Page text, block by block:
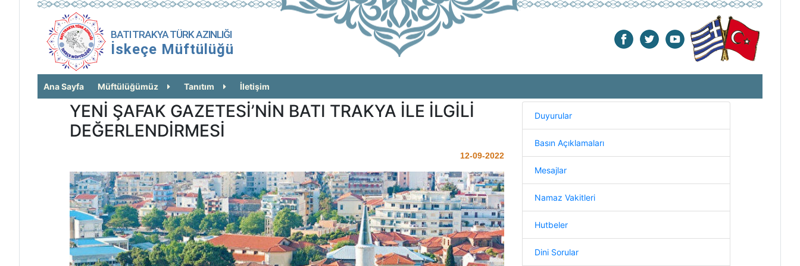
BATI TRAKYA TÜRK AZINLIĞI
İskeçe Müftülüğü
Ana Sayfa Müftülüğümüz Tanıtım İletişim
YENİ ŞAFAK GAZETESİ’NİN BATI TRAKYA İLE İLGİLİ
DEĞERLENDİRMESİ
12-09-2022
Duyurular
Basın Açıklamaları
Mesajlar
Namaz Vakitleri
Hutbeler
Dini Sorular